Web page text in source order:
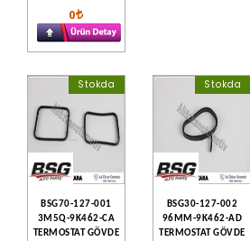
0
Stokda
BSG70-127-001
3M5Q-9K462-CA
TERMOSTAT GÖVDE
Stokda
BSG30-127-002
96MM-9K462-AD
TERMOSTAT GÖVDE